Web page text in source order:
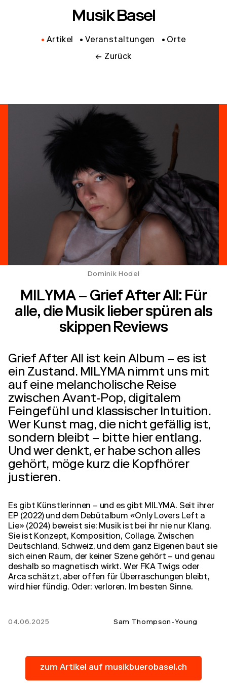
Musik Basel
Artikel Veranstaltungen Orte
← Zurück
Dominik Hodel
MILYMA – Grief After All: Für
alle, die Musik lieber spüren als
skippen Reviews
Grief After All ist kein Album – es ist
ein Zustand. MILYMA nimmt uns mit
auf eine melancholische Reise
zwischen Avant-Pop, digitalem
Feingefühl und klassischer Intuition.
Wer Kunst mag, die nicht gefällig ist,
sondern bleibt – bitte hier entlang.
Und wer denkt, er habe schon alles
gehört, möge kurz die Kopfhörer
justieren.
Es gibt Künstlerinnen – und es gibt MILYMA. Seit ihrer
EP (2022) und dem Debütalbum «Only Lovers Left a
Lie» (2024) beweist sie: Musik ist bei ihr nie nur Klang.
Sie ist Konzept, Komposition, Collage. Zwischen
Deutschland, Schweiz, und dem ganz Eigenen baut sie
sich einen Raum, der keiner Szene gehört – und genau
deshalb so magnetisch wirkt. Wer FKA Twigs oder
Arca schätzt, aber offen für Überraschungen bleibt,
wird hier fündig. Oder: verloren. Im besten Sinne.
04.06.2025 Sam Thompson-Young
zum Artikel auf musikbuerobasel.ch